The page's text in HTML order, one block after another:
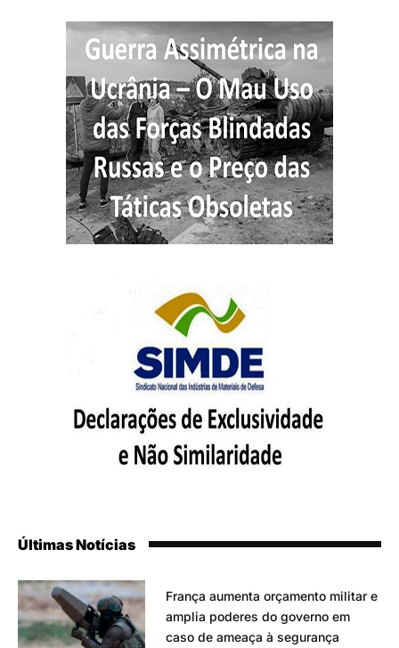
Últimas Notícias
França aumenta orçamento militar e
amplia poderes do governo em
caso de ameaça à segurança